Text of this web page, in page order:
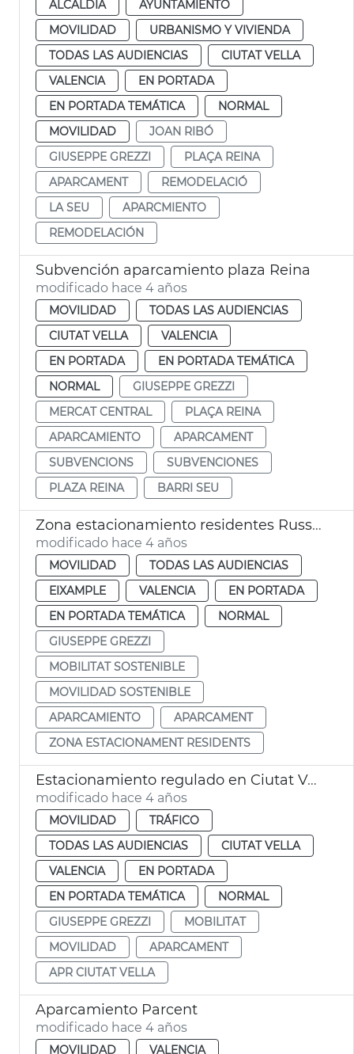
ALCALDÍA
AYUNTAMIENTO
MOVILIDAD
URBANISMO Y VIVIENDA
TODAS LAS AUDIENCIAS
CIUTAT VELLA
VALENCIA
EN PORTADA
EN PORTADA TEMÁTICA
NORMAL
MOVILIDAD
JOAN RIBÓ
GIUSEPPE GREZZI
PLAÇA REINA
APARCAMENT
REMODELACIÓ
LA SEU
APARCMIENTO
REMODELACIÓN
Subvención aparcamiento plaza Reina
modificado hace 4 años
MOVILIDAD
TODAS LAS AUDIENCIAS
CIUTAT VELLA
VALENCIA
EN PORTADA
EN PORTADA TEMÁTICA
NORMAL
GIUSEPPE GREZZI
MERCAT CENTRAL
PLAÇA REINA
APARCAMIENTO
APARCAMENT
SUBVENCIONS
SUBVENCIONES
PLAZA REINA
BARRI SEU
Zona estacionamiento residentes Russafa
modificado hace 4 años
MOVILIDAD
TODAS LAS AUDIENCIAS
EIXAMPLE
VALENCIA
EN PORTADA
EN PORTADA TEMÁTICA
NORMAL
GIUSEPPE GREZZI
MOBILITAT SOSTENIBLE
MOVILIDAD SOSTENIBLE
APARCAMIENTO
APARCAMENT
ZONA ESTACIONAMENT RESIDENTS
Estacionamiento regulado en Ciutat Vella
modificado hace 4 años
MOVILIDAD
TRÁFICO
TODAS LAS AUDIENCIAS
CIUTAT VELLA
VALENCIA
EN PORTADA
EN PORTADA TEMÁTICA
NORMAL
GIUSEPPE GREZZI
MOBILITAT
MOVILIDAD
APARCAMENT
APR CIUTAT VELLA
Aparcamiento Parcent
modificado hace 4 años
MOVILIDAD
VALENCIA